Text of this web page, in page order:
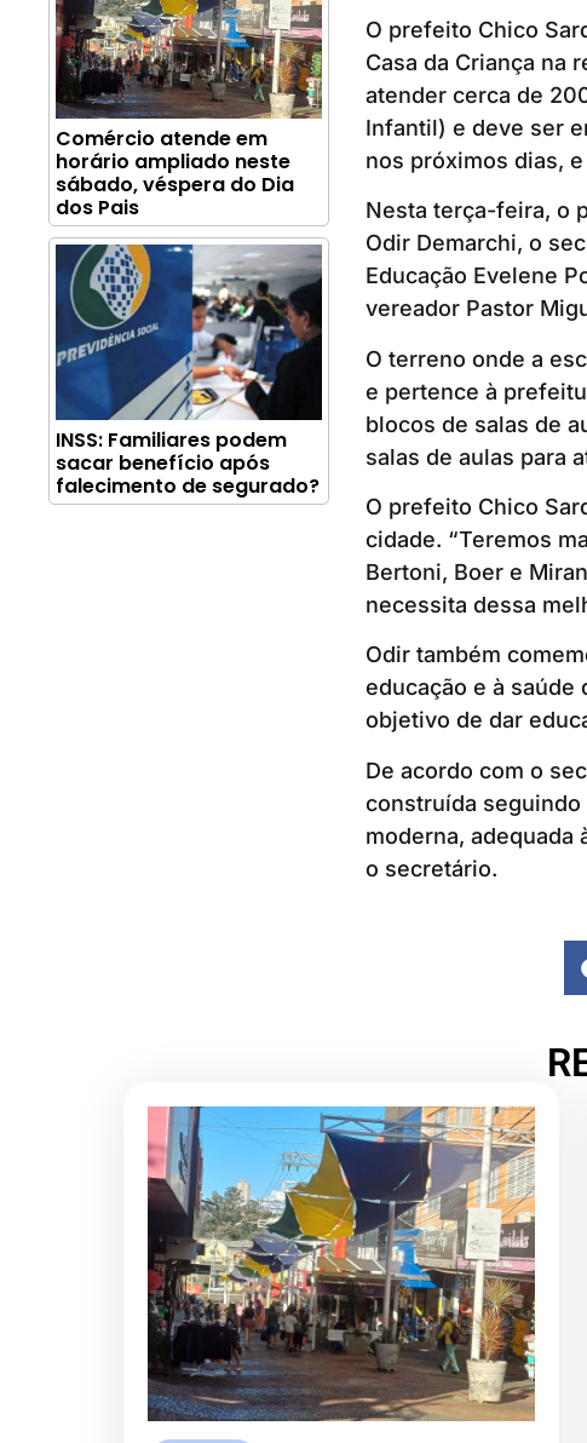
Comércio atende em
horário ampliado neste
sábado, véspera do Dia
dos Pais
INSS: Familiares podem
sacar benefício após
falecimento de segurado?
O prefeito Chico
Casa da Criança na
atender cerca de
Infantil) e deve ser
nos próximos dias,
Nesta terça-feira, o
Odir Demarchi, o
Educação Evelene
vereador Pastor
O terreno onde a
e pertence à
blocos de salas de
salas de aulas para
O prefeito Chico
cidade. “Teremos
Bertoni, Boer e
necessita dessa
Odir também
educação e à saúde
objetivo de dar
De acordo com o
construída seguindo
moderna, adequada
o secretário.